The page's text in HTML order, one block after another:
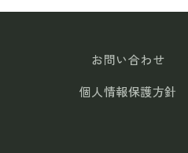
お問い合わせ
個人情報保護方針